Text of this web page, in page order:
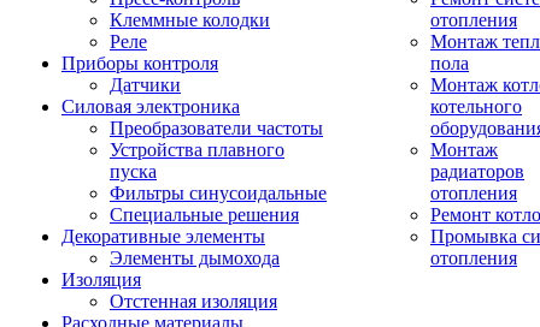
Клеммные колодки
Реле
Приборы контроля
Датчики
Силовая электроника
Преобразователи частоты
Устройства плавного
пуска
Фильтры синусоидальные
Специальные решения
Декоративные элементы
Элементы дымохода
Изоляция
Отстенная изоляция
Расходные материалы
отопления
Монтаж
пола
Монтаж
котельного
Монтаж
радиаторов
отопления
Ремонт
Промывка
отопления